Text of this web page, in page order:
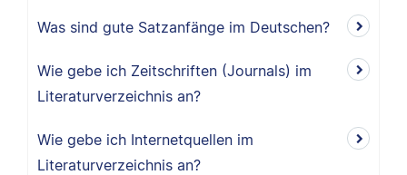
Was sind gute Satzanfänge im Deutschen?
Wie gebe ich Zeitschriften (Journals) im
Literaturverzeichnis an?
Wie gebe ich Internetquellen im
Literaturverzeichnis an?